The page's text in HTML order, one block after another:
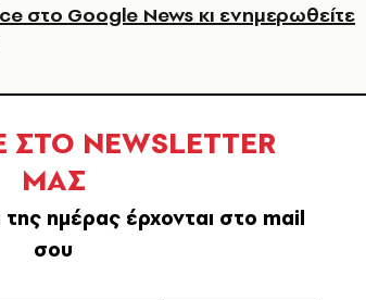
στο Google News κι ενημερωθείτε
ΣΤΟ NEWSLETTER
ΜΑΣ
ημέρας έρχονται στο mail
σου